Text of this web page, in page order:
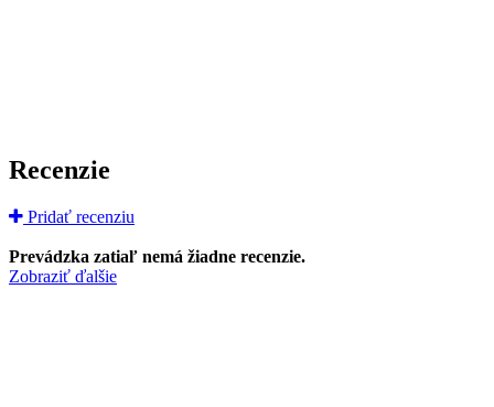
Recenzie
Pridať recenziu
Prevádzka zatiaľ nemá žiadne recenzie.
Zobraziť ďalšie